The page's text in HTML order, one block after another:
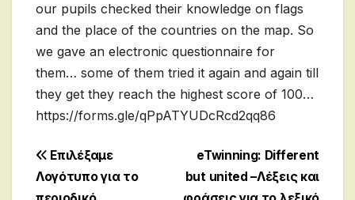
our pupils checked their knowledge on flags
and the place of the countries on the map. So
we gave an electronic questionnaire for
them… some of them tried it again and again till
they get they reach the highest score of 100…
https://forms.gle/qPpATYUDcRcd2qq86
Post
navigation
eTwinning: Different
but united –Λέξεις και
Επιλέξαμε
Λογότυπο για το